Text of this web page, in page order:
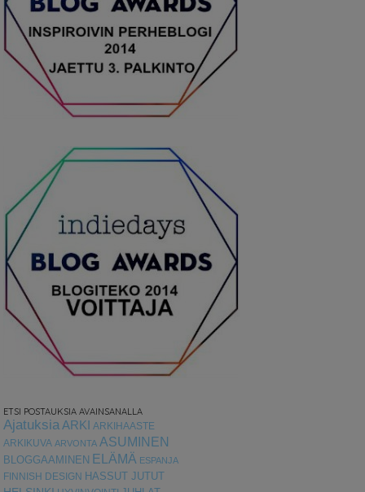
ETSI POSTAUKSIA AVAINSANALLA
AjatuksiaARKI ARKIHAASTE
ARKIKUVA ARVONTA ASUMINEN
BLOGGAAMINEN ELÄMÄ ESPANJA
FINNISH DESIGN HASSUT JUTUT